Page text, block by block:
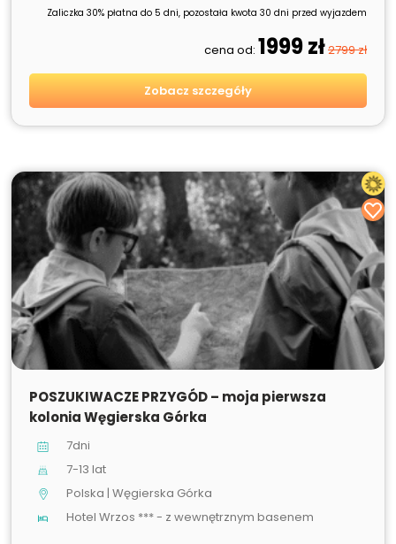
Zaliczka 30% płatna do 5 dni, pozostała kwota 30 dni przed wyjazdem
cena od: 1999 zł2799 zł
Zobacz szczegóły
SPRZEDANE
POSZUKIWACZE PRZYGÓD – moja pierwsza
kolonia Węgierska Górka
7dni
7-13 lat
Polska | Węgierska Górka
Hotel Wrzos *** - z wewnętrznym basenem